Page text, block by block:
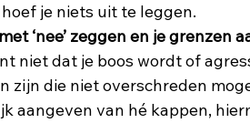
je niets uit te leggen.
‘nee’ zeggen en je grenzen
niet dat je boos wordt of
zijn die niet overschreden
aangeven van hé kappen,